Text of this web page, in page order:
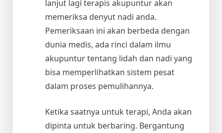
lanjut lagi terapis akupuntur akan
memeriksa denyut nadi anda.
Pemeriksaan ini akan berbeda dengan
dunia medis, ada rinci dalam ilmu
akupuntur tentang lidah dan nadi yang
bisa memperlihatkan sistem pesat
dalam proses pemulihannya.
Ketika saatnya untuk terapi, Anda akan
dipinta untuk berbaring. Bergantung